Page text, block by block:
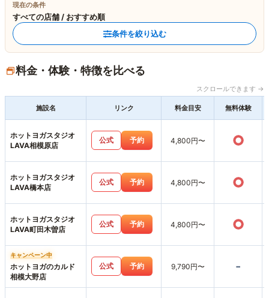
現在の条件
すべての店舗 / おすすめ順
条件を絞り込む
料金・体験・特徴を比べる
スクロールできます →
施設名 リンク 料金目安 無料体験
ホットヨガスタジオ
LAVA相模原店
公式 予約 4,800円〜 ○
ホットヨガスタジオ
LAVA橋本店
公式 予約 4,800円〜 ○
ホットヨガスタジオ
LAVA町田木曽店
公式 予約 4,800円〜 ○
キャンペーン中
ホットヨガのカルド
相模大野店
公式 予約 9,790円〜 -